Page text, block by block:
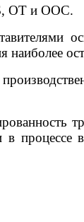
ОТ и ООС.
наиболее
процессе